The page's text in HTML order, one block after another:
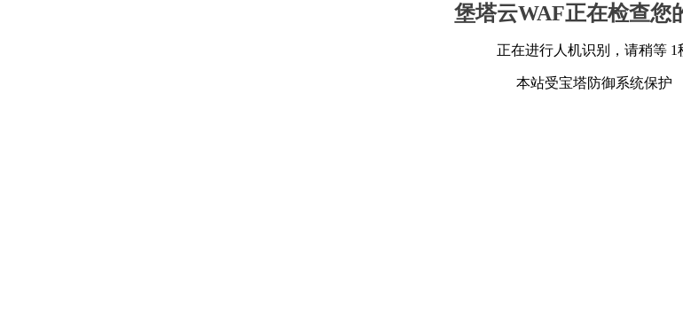
堡塔云WAF正在检查您
正在进行人机识别，请稍等 1
本站受宝塔防御系统保护